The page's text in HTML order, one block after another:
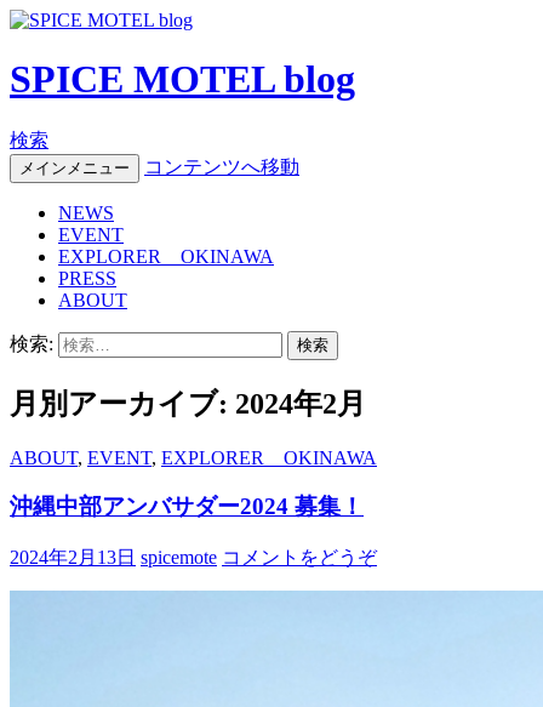
SPICE MOTEL blog
検索
メインメニュー コンテンツへ移動
NEWS
EVENT
EXPLORER OKINAWA
PRESS
ABOUT
検索:
月別アーカイブ: 2024年2月
ABOUT, EVENT, EXPLORER OKINAWA
沖縄中部アンバサダー2024 募集！
2024年2月13日 spicemote コメントをどうぞ